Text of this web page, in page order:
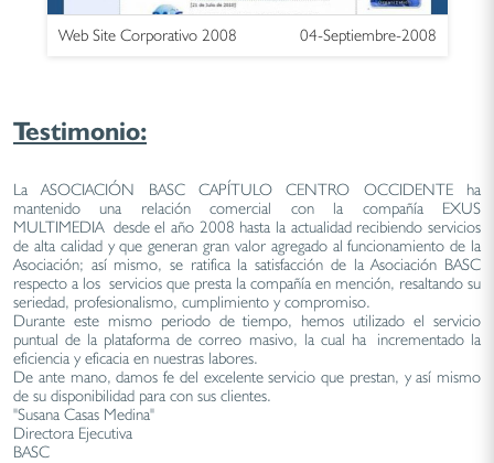
Web Site Corporativo 2008 04-Septiembre-2008
Testimonio:
La ASOCIACIÓN BASC CAPÍTULO CENTRO OCCIDENTE ha
mantenido una relación comercial con la compañía EXUS
MULTIMEDIA desde el año 2008 hasta la actualidad recibiendo servicios
de alta calidad y que generan gran valor agregado al funcionamiento de la
Asociación; así mismo, se ratifica la satisfacción de la Asociación BASC
respecto a los servicios que presta la compañía en mención, resaltando su
seriedad, profesionalismo, cumplimiento y compromiso.
Durante este mismo periodo de tiempo, hemos utilizado el servicio
puntual de la plataforma de correo masivo, la cual ha incrementado la
eficiencia y eficacia en nuestras labores.
De ante mano, damos fe del excelente servicio que prestan, y así mismo
de su disponibilidad para con sus clientes.
"Susana Casas Medina"
Directora Ejecutiva
BASC